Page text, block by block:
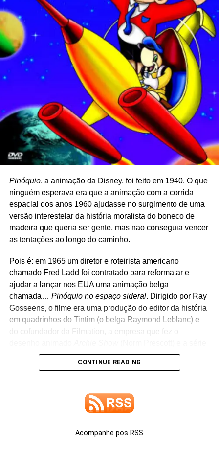
Pinóquio, a animação da Disney, foi feito em 1940. O que
ninguém esperava era que a animação com a corrida
espacial dos anos 1960 ajudasse no surgimento de uma
versão interestelar da história moralista do boneco de
madeira que queria ser gente, mas não conseguia vencer
as tentações ao longo do caminho.
Pois é: em 1965 um diretor e roteirista americano
chamado Fred Ladd foi contratado para reformatar e
ajudar a lançar nos EUA uma animação belga
chamada… Pinóquio no espaço sideral. Dirigido por Ray
Gosseens, o filme era uma produção do editor da história
em quadrinhos do Tintim (o belga Raymond Leblanc) e
do cofundador da Filmation, a empresa que fez o
Poderosa Isis.
CONTINUE READING
Acompanhe pos RSS